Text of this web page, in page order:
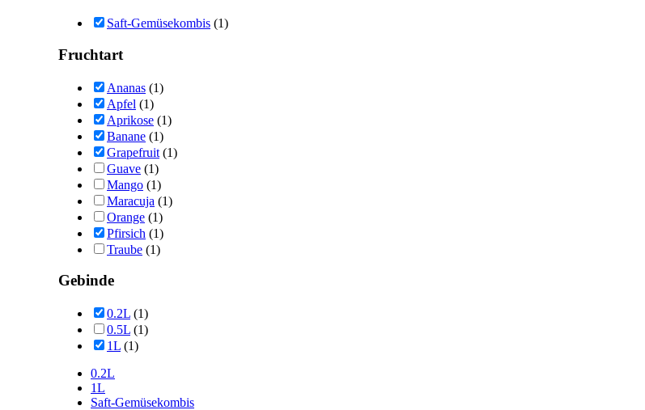
Saft-Gemüsekombis (1)
Fruchtart
Ananas (1)
Apfel (1)
Aprikose (1)
Banane (1)
Grapefruit (1)
Guave (1)
Mango (1)
Maracuja (1)
Orange (1)
Pfirsich (1)
Traube (1)
Gebinde
0.2L (1)
0.5L (1)
1L (1)
0.2L
1L
Saft-Gemüsekombis